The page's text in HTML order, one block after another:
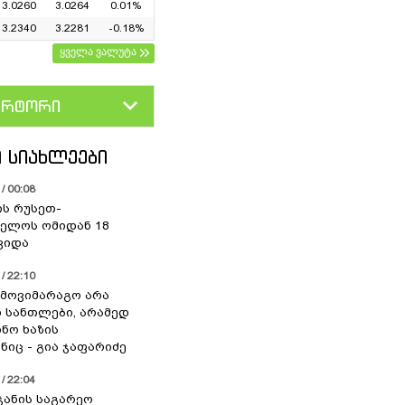
3.0260 3.0264
0.01%
3.2340
3.2281
-0.18%
ყველა ვალუტა
00:08
რუსეთ-
ომიდან 18
22:10
არა
არამედ
ხაზის
- გია ჯაფარიძე
22:04
საგარეო